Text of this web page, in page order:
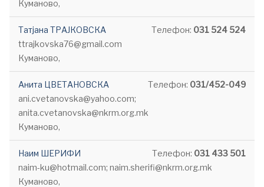
Куманово,
Телефон: 031 524 524
Татјана ТРАЈКОВСКА
ttrajkovska76@gmail.com
Куманово,
Телефон: 031/452-049
Анита ЦВЕТАНОВСКА
ani.cvetanovska@yahoo.com;
anita.cvetanovska@nkrm.org.mk
Куманово,
Телефон: 031 433 501
Наим ШЕРИФИ
naim-ku@hotmail.com; naim.sherifi@nkrm.org.mk
Куманово,